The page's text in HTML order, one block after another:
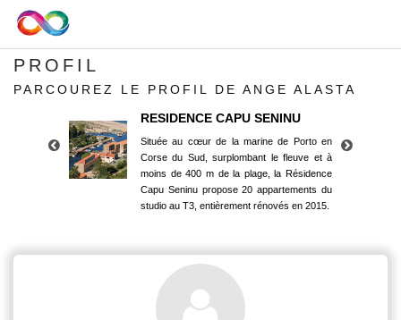
PROFIL
PARCOUREZ LE PROFIL DE ANGE ALASTA
RESIDENCE CAPU SENINU
Située au cœur de la marine de Porto en
Corse du Sud, surplombant le fleuve et à
moins de 400 m de la plage, la Résidence
Capu Seninu propose 20 appartements du
studio au T3, entièrement rénovés en 2015.
Corse du Sud, surplombant le fleuve et à
moins de 400 m de la plage, la Résidence
Capu Seninu propose 20 appartements du
studio au T3, entièrement rénovés en 2015.